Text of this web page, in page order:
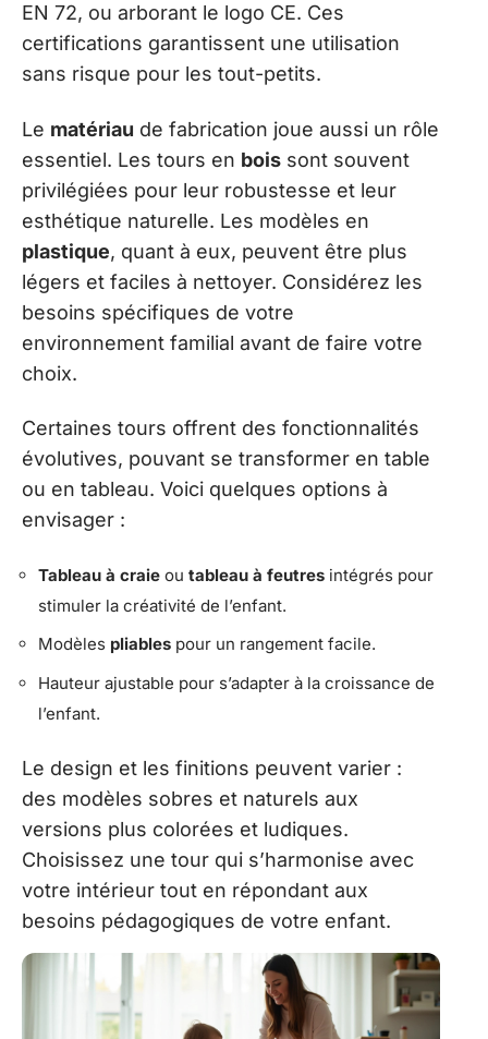
EN 72, ou arborant le logo CE. Ces
certifications garantissent une utilisation
sans risque pour les tout-petits.
Le matériau de fabrication joue aussi un rôle
essentiel. Les tours en bois sont souvent
privilégiées pour leur robustesse et leur
esthétique naturelle. Les modèles en
plastique, quant à eux, peuvent être plus
légers et faciles à nettoyer. Considérez les
besoins spécifiques de votre
environnement familial avant de faire votre
choix.
Certaines tours offrent des fonctionnalités
évolutives, pouvant se transformer en table
ou en tableau. Voici quelques options à
envisager :
Tableau à craie ou tableau à feutres intégrés pour
stimuler la créativité de l’enfant.
Modèles pliables pour un rangement facile.
Hauteur ajustable pour s’adapter à la croissance de
l’enfant.
Le design et les finitions peuvent varier :
des modèles sobres et naturels aux
versions plus colorées et ludiques.
Choisissez une tour qui s’harmonise avec
votre intérieur tout en répondant aux
besoins pédagogiques de votre enfant.